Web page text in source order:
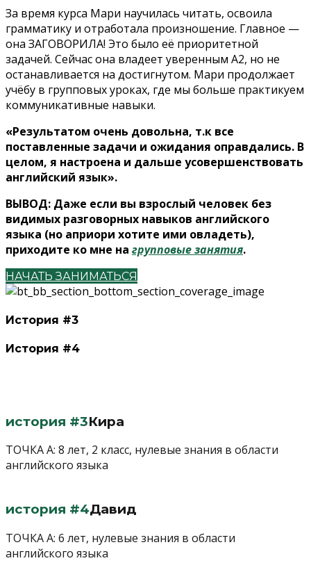
За время курса Мари научилась читать, освоила
грамматику и отработала произношение. Главное —
она ЗАГОВОРИЛА! Это было её приоритетной
задачей. Сейчас она владеет уверенным А2, но не
останавливается на достигнутом. Мари продолжает
учёбу в групповых уроках, где мы больше практикуем
коммуникативные навыки.
«Результатом очень довольна, т.к все
поставленные задачи и ожидания оправдались. В
целом, я настроена и дальше усовершенствовать
английский язык».
ВЫВОД: Даже если вы взрослый человек без
видимых разговорных навыков английского
языка (но априори хотите ими овладеть),
приходите ко мне на групповые занятия.
НАЧАТЬ ЗАНИМАТЬСЯ
История #3
История #4
история #3Кира
ТОЧКА А: 8 лет, 2 класс, нулевые знания в области
английского языка
история #4Давид
ТОЧКА А: 6 лет, нулевые знания в области
английского языка